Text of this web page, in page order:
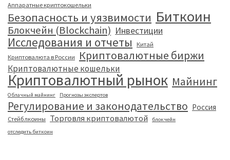
Аппаратные криптокошельки
Безопасность и уязвимости Биткоин
Блокчейн (Blockchain) Инвестиции
Исследования и отчеты
Китай
Криптовалюта в России
Криптовалютные биржи
Криптовалютные кошельки
Криптовалютный рынок Майнинг
Облачный майнинг Прогнозы экспертов
Регулирование и законодательство Россия
Стейблкоины Торговля криптовалютой
блокчейн
отследить биткоин